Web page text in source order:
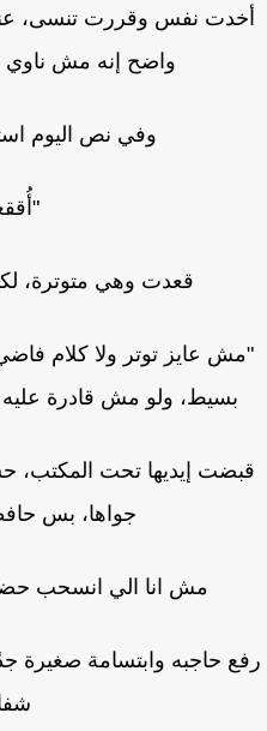
نفس وقررت تنسى،
واضح إنه مش ناوي
وفي نص اليوم
قعدت وهي متوترة،
عايز توتر ولا كلام
بسيط، ولو مش قادرة عليه
إيديها تحت المكتب، حست
جواها، بس
مش انا الي انسحب
حاجبه وابتسامة صغيرة